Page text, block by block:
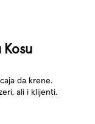
Kosu
da krene.
ali i klijenti.